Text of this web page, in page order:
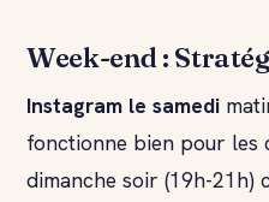
Week-end :
Instagram le samedi
fonctionne bien pour les
dimanche soir (19h-21h)